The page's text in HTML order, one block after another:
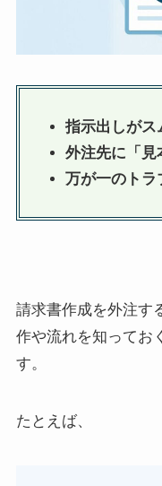
指示出しがス
外注先に「見
万が一のトラ
請求書作成を外注す
作や流れを知ってお
す。
たとえば、